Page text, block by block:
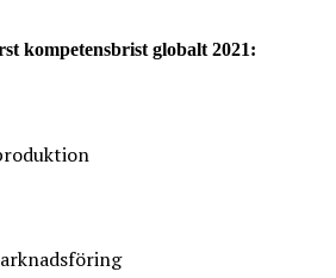
kompetensbrist globalt 2021: